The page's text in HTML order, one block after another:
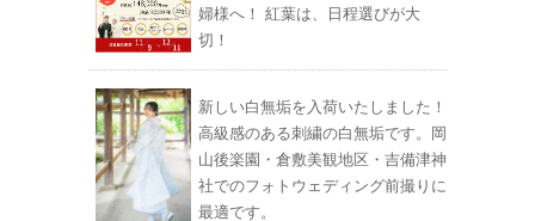
婦様へ！ 紅葉は、日程選びが大
切！
新しい白無垢を入荷いたしました！
高級感のある刺繍の白無垢です。岡
山後楽園・倉敷美観地区・吉備津神
社でのフォトウェディング前撮りに
最適です。